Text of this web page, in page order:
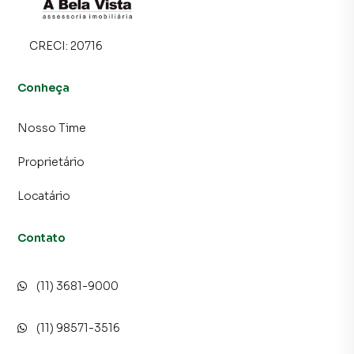
programadores, corretores treinados e uma central de
inquilinos.
CRECI: 20716
Conheça
Nosso Time
Proprietário
Locatário
Contato
(11) 3681-9000
(11) 98571-3516